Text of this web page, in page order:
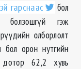
гарснаас
бол
гэж
олборлолт
орон нутгийн
дотор 62,2 хувь